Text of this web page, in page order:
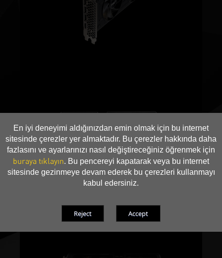
En iyi deneyimi aldığınızdan emin olmak için bu internet
sitesinde çerezler yer almaktadır. Bu çerezler hakkında daha
fazlasını ve ayarlarınızı nasıl değiştireceğiniz öğrenmek için
buraya tıklayın. Bu pencereyi kapatarak veya bu internet
sitesinde gezinmeye devam ederek bu çerezleri kullanmayı
kabul edersiniz.